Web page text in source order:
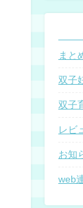
まと
双子
双子
レビ
お知
web